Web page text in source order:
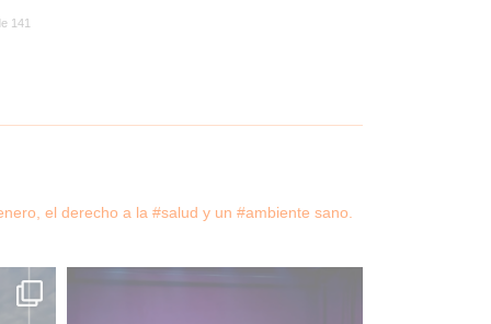
141
el derecho a la #salud y un #ambiente sano.